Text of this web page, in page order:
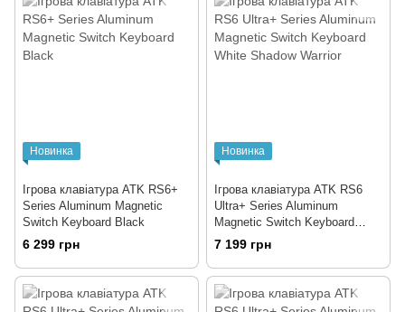
Новинка
Ігрова клавіатура ATK RS6+
Series Aluminum Magnetic
Switch Keyboard Black
6 299 грн
Новинка
Ігрова клавіатура ATK RS6
Ultra+ Series Aluminum
Magnetic Switch Keyboard
White Shadow Warrior
7 199 грн